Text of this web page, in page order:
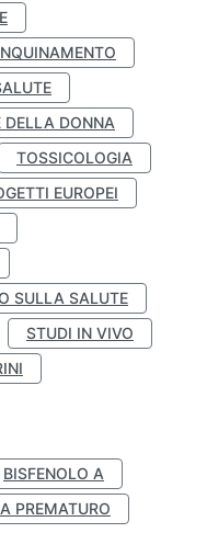
DELLA DONNA
TOSSICOLOGIA
EUROPEI
SULLA SALUTE
STUDI IN VIVO
BISFENOLO A
PREMATURO